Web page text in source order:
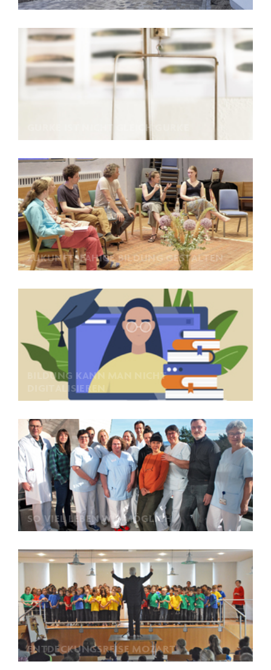
GURKE IST NICHT GLEICH GURKE
ZUKUNFTSFÄHIGE BILDUNG GESTALTEN
BILDUNG KANN MAN NICHT
DIGITALISIEREN
SO VIEL LEBEN WIE MÖGLICH
ENTDECKUNGSREISE MOZART